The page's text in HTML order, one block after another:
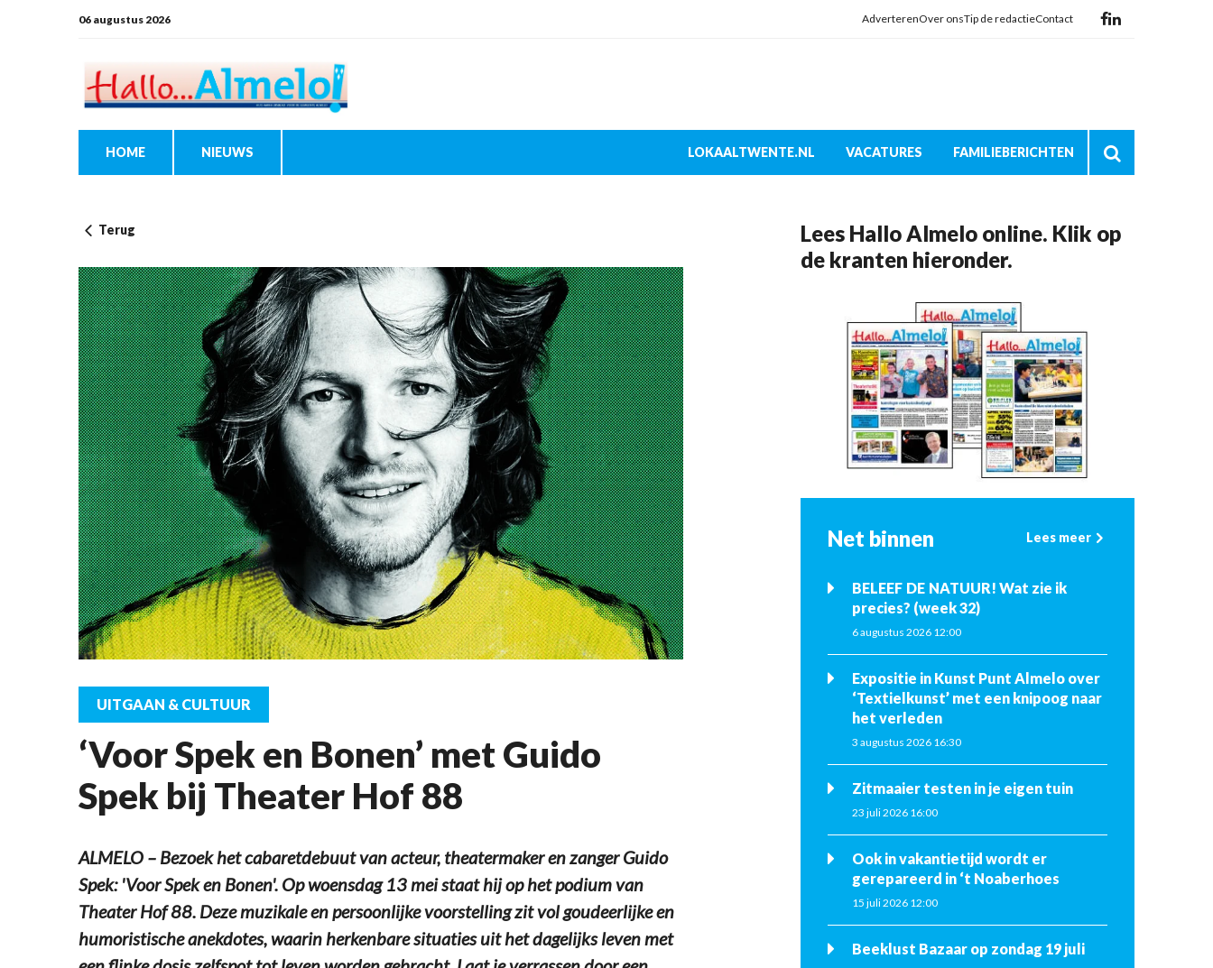
06 augustus 2026 AdverterenOver onsTip de redactieContact
HOME NIEUWS LOKAALTWENTE.NL VACATURES FAMILIEBERICHTEN
Terug
UITGAAN & CULTUUR
‘Voor Spek en Bonen’ met Guido
Spek bij Theater Hof 88
ALMELO – Bezoek het cabaretdebuut van acteur, theatermaker en zanger Guido
Spek: 'Voor Spek en Bonen'. Op woensdag 13 mei staat hij op het podium van
Theater Hof 88. Deze muzikale en persoonlijke voorstelling zit vol goudeerlijke en
humoristische anekdotes, waarin herkenbare situaties uit het dagelijks leven met
Lees Hallo Almelo online. Klik op
de kranten hieronder.
Net binnen Lees meer
BELEEF DE NATUUR! Wat zie ik
precies? (week 32)
6 augustus 2026 12:00
Expositie in Kunst Punt Almelo over
‘Textielkunst’ met een knipoog naar
het verleden
3 augustus 2026 16:30
Zitmaaier testen in je eigen tuin
23 juli 2026 16:00
Ook in vakantietijd wordt er
gerepareerd in ‘t Noaberhoes
15 juli 2026 12:00
Beeklust Bazaar op zondag 19 juli